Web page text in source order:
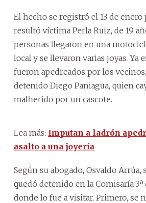
El hecho se registró el 13 de enero
resultó víctima Perla Ruiz, de 19
personas llegaron en una
local y se llevaron varias joyas. Ya
fueron apedreados por los
detenido Diego Paniagua, quien
malherido por un cascote.
Lea más: Imputan a ladrón
asalto a una joyería
Según su abogado, Osvaldo Arrúa,
quedó detenido en la Comisaría 3ª
donde lo fue a visitar. Primero, se